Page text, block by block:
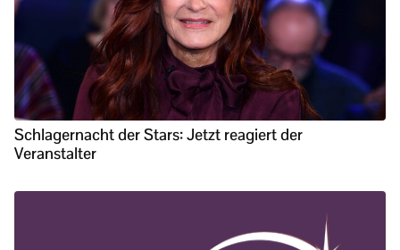
Schlagernacht der Stars: Jetzt reagiert der
Veranstalter